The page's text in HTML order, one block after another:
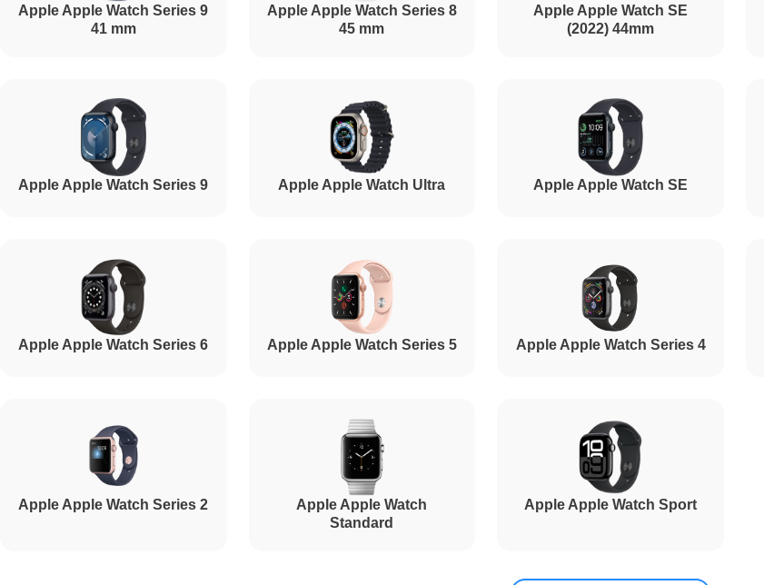
Ремонт Bluetooth
от 120 минут
Apple Apple Watch Series 9
41 mm
Apple Apple Watch Series 8
45 mm
Apple Apple Watch SE
(2022) 44mm
Apple Apple Watch Series 9 Apple Apple Watch Ultra Apple Apple Watch SE
Apple Apple Watch Series 6 Apple Apple Watch Series 5 Apple Apple Watch Series 4
Apple Apple Watch Series 2
Apple Apple Watch
Standard
Apple Apple Watch Sport